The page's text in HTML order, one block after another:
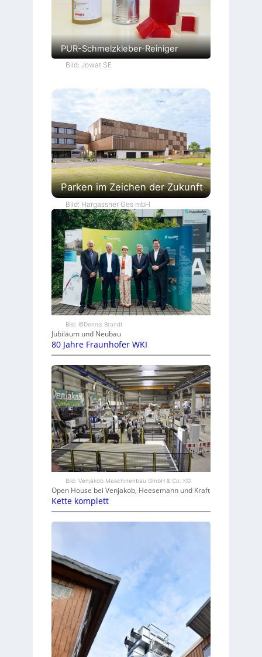
PUR-Schmelzkleber-Reiniger
Bild: Jowat SE
Parken im Zeichen der Zukunft
Bild: Hargassner Ges mbH
Bild: ©Dennis Brandt
Jubiläum und Neubau
80 Jahre Fraunhofer WKI
Bild: Venjakob Maschinenbau GmbH & Co. KG
Open House bei Venjakob, Heesemann und Kraft
Kette komplett